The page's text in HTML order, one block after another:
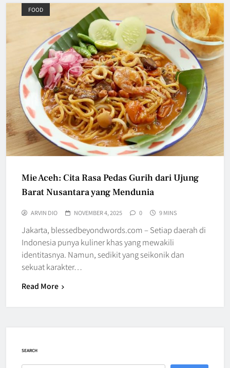
FOOD
Mie Aceh: Cita Rasa Pedas Gurih dari Ujung
Barat Nusantara yang Mendunia
ARVIN DIO NOVEMBER 4, 2025 0 9 MINS
Jakarta, blessedbeyondwords.com – Setiap daerah di
Indonesia punya kuliner khas yang mewakili
identitasnya. Namun, sedikit yang seikonik dan
sekuat karakter…
Read More
SEARCH